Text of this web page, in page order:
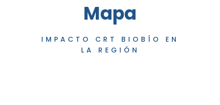
Mapa
IMPACTO CRT BIOBÍO EN
LA REGIÓN